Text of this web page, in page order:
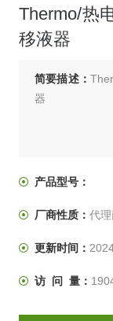
Thermo/热
移液器
简要描述：
器
产品型号：
厂商性质： 代理
更新时间：
访 问 量：